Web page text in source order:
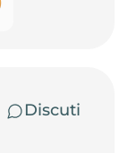
Discuti